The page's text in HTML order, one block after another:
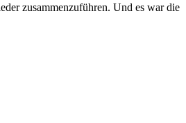
zusammenzuführen. Und es war die